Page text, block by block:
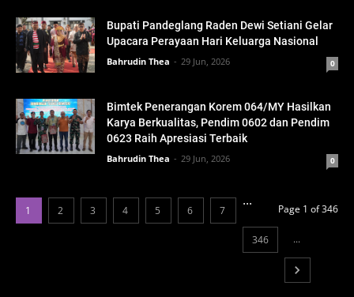
Bupati Pandeglang Raden Dewi Setiani Gelar
Upacara Perayaan Hari Keluarga Nasional
Bahrudin Thea 29 Jun, 2026 0
Bimtek Penerangan Korem 064/MY Hasilkan
Karya Berkualitas, Pendim 0602 dan Pendim
0623 Raih Apresiasi Terbaik
Bahrudin Thea 29 Jun, 2026 0
Page 1 of 346
1 2 3 4 5 6 7
...
346 ...